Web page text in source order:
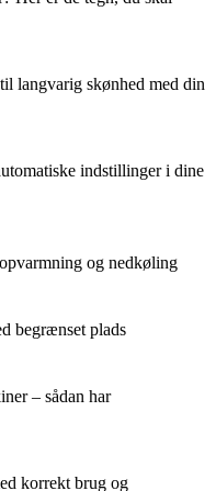
langvarig skønhed med din
indstillinger i dine
og nedkøling
begrænset plads
– sådan har
korrekt brug og